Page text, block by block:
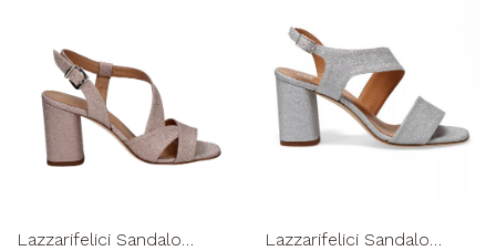
Lazzarifelici Sandalo
Lazzarifelici Sandalo